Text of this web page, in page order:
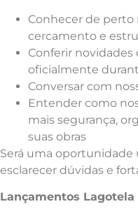
Conhecer de perto
cercamento e
Conferir novidades
oficialmente
Conversar com
Entender como
mais segurança,
suas obras
Será uma oportunidade
esclarecer dúvidas e
Lançamentos Lagotela